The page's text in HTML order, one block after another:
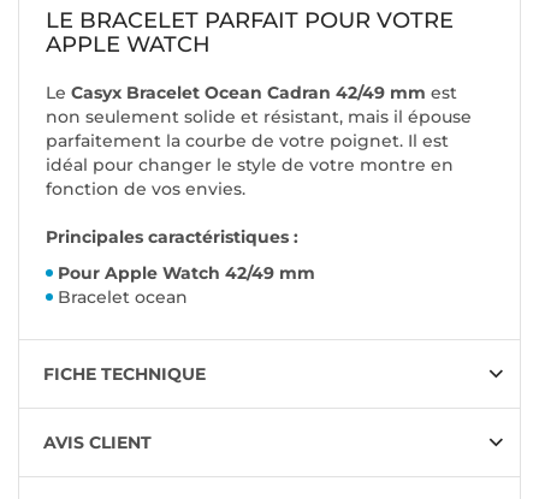
LE BRACELET PARFAIT POUR VOTRE
APPLE WATCH
Le Casyx Bracelet Ocean Cadran 42/49 mm est
non seulement solide et résistant, mais il épouse
parfaitement la courbe de votre poignet. Il est
idéal pour changer le style de votre montre en
fonction de vos envies.
Principales caractéristiques :
Pour Apple Watch 42/49 mm
Bracelet ocean
FICHE TECHNIQUE
AVIS CLIENT